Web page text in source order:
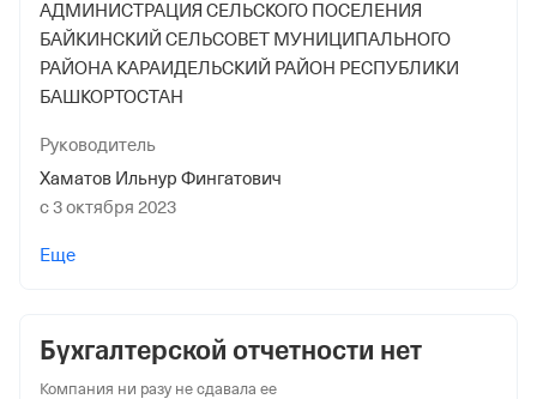
АДМИНИСТРАЦИЯ СЕЛЬСКОГО ПОСЕЛЕНИЯ
БАЙКИНСКИЙ СЕЛЬСОВЕТ МУНИЦИПАЛЬНОГО
РАЙОНА КАРАИДЕЛЬСКИЙ РАЙОН РЕСПУБЛИКИ
БАШКОРТОСТАН
Руководитель
Хаматов Ильнур Фингатович
с 3 октября 2023
20 декабря 1994
АДМИНИСТРАЦИЯ СП БАЙКИНСКИЙ СЕЛЬСОВЕТ МР
КАРАИДЕЛЬСКИЙ РАЙОН РБ
Еще
Бухгалтерской отчетности нет
Компания ни разу не сдавала ее